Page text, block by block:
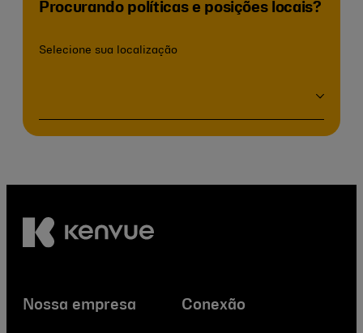
Procurando políticas e posições locais?
Selecione sua localização
Nossa empresa Conexão